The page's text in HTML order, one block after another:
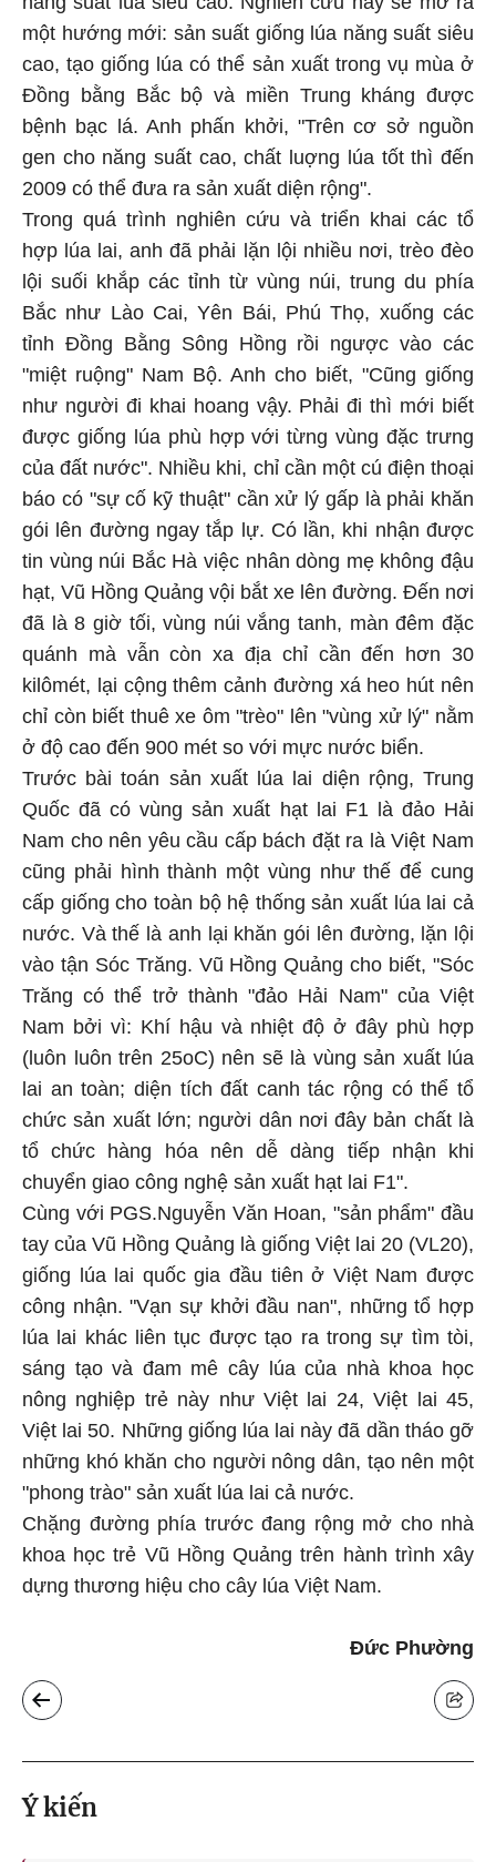
một hướng mới: sản suất giống lúa năng suất siêu
cao, tạo giống lúa có thể sản xuất trong vụ mùa ở
Đồng bằng Bắc bộ và miền Trung kháng được
bệnh bạc lá. Anh phấn khởi, "Trên cơ sở nguồn
gen cho năng suất cao, chất luợng lúa tốt thì đến
2009 có thể đưa ra sản xuất diện rộng".
Trong quá trình nghiên cứu và triển khai các tổ
hợp lúa lai, anh đã phải lặn lội nhiều nơi, trèo đèo
lội suối khắp các tỉnh từ vùng núi, trung du phía
Bắc như Lào Cai, Yên Bái, Phú Thọ, xuống các
tỉnh Đồng Bằng Sông Hồng rồi ngược vào các
"miệt ruộng" Nam Bộ. Anh cho biết, "Cũng giống
như người đi khai hoang vậy. Phải đi thì mới biết
được giống lúa phù hợp với từng vùng đặc trưng
của đất nước". Nhiều khi, chỉ cần một cú điện thoại
báo có "sự cố kỹ thuật" cần xử lý gấp là phải khăn
gói lên đường ngay tắp lự. Có lần, khi nhận được
tin vùng núi Bắc Hà việc nhân dòng mẹ không đậu
hạt, Vũ Hồng Quảng vội bắt xe lên đường. Đến nơi
đã là 8 giờ tối, vùng núi vắng tanh, màn đêm đặc
quánh mà vẫn còn xa địa chỉ cần đến hơn 30
kilômét, lại cộng thêm cảnh đường xá heo hút nên
chỉ còn biết thuê xe ôm "trèo" lên "vùng xử lý" nằm
ở độ cao đến 900 mét so với mực nước biển.
Trước bài toán sản xuất lúa lai diện rộng, Trung
Quốc đã có vùng sản xuất hạt lai F1 là đảo Hải
Nam cho nên yêu cầu cấp bách đặt ra là Việt Nam
cũng phải hình thành một vùng như thế để cung
cấp giống cho toàn bộ hệ thống sản xuất lúa lai cả
nước. Và thế là anh lại khăn gói lên đường, lặn lội
vào tận Sóc Trăng. Vũ Hồng Quảng cho biết, "Sóc
Trăng có thể trở thành "đảo Hải Nam" của Việt
Nam bởi vì: Khí hậu và nhiệt độ ở đây phù hợp
(luôn luôn trên 25oC) nên sẽ là vùng sản xuất lúa
lai an toàn; diện tích đất canh tác rộng có thể tổ
chức sản xuất lớn; người dân nơi đây bản chất là
tổ chức hàng hóa nên dễ dàng tiếp nhận khi
chuyển giao công nghệ sản xuất hạt lai F1".
Cùng với PGS.Nguyễn Văn Hoan, "sản phẩm" đầu
tay của Vũ Hồng Quảng là giống Việt lai 20 (VL20),
giống lúa lai quốc gia đầu tiên ở Việt Nam được
công nhận. "Vạn sự khởi đầu nan", những tổ hợp
lúa lai khác liên tục được tạo ra trong sự tìm tòi,
sáng tạo và đam mê cây lúa của nhà khoa học
nông nghiệp trẻ này như Việt lai 24, Việt lai 45,
Việt lai 50. Những giống lúa lai này đã dần tháo gỡ
những khó khăn cho người nông dân, tạo nên một
"phong trào" sản xuất lúa lai cả nước.
Chặng đường phía trước đang rộng mở cho nhà
khoa học trẻ Vũ Hồng Quảng trên hành trình xây
dựng thương hiệu cho cây lúa Việt Nam.
Đức Phường
Ý kiến